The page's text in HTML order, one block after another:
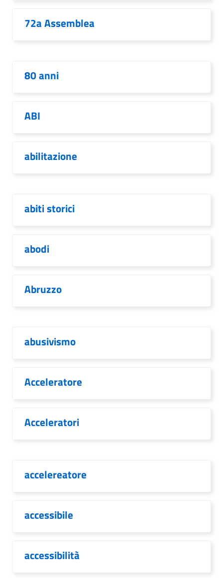
72a Assemblea
80 anni
ABI
abilitazione
abiti storici
abodi
Abruzzo
abusivismo
Acceleratore
Acceleratori
accelereatore
accessibile
accessibilità